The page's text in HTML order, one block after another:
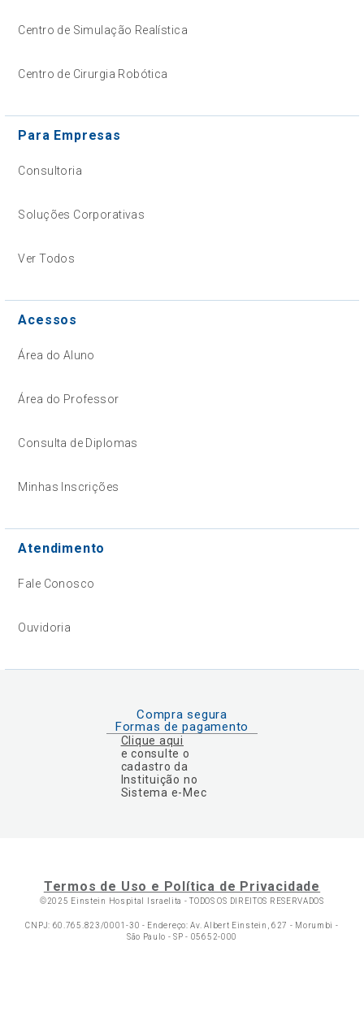
Centro de Simulação Realística
Centro de Cirurgia Robótica
Para Empresas
Consultoria
Soluções Corporativas
Ver Todos
Acessos
Área do Aluno
Área do Professor
Consulta de Diplomas
Minhas Inscrições
Atendimento
Fale Conosco
Ouvidoria
Compra segura
Formas de pagamento
Clique aqui
e consulte o
cadastro da
Instituição no
Sistema e-Mec
Termos de Uso e Política de Privacidade
©2025 Einstein Hospital Israelita -TODOS OS DIREITOS RESERVADOS
CNPJ: 60.765.823/0001-30 - Endereço: Av. Albert Einstein, 627 - Morumbi -
São Paulo - SP - 05652-000